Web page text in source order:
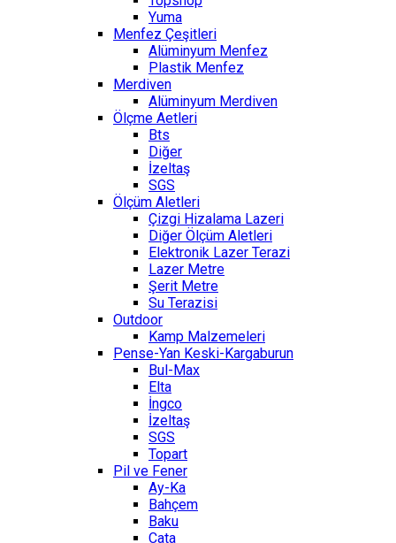
Yuma
Menfez Çeşitleri
Alüminyum Menfez
Plastik Menfez
Merdiven
Alüminyum Merdiven
Ölçme Aetleri
Bts
Diğer
İzeltaş
SGS
Ölçüm Aletleri
Çizgi Hizalama Lazeri
Diğer Ölçüm Aletleri
Elektronik Lazer Terazi
Lazer Metre
Şerit Metre
Su Terazisi
Outdoor
Kamp Malzemeleri
Pense-Yan Keski-Kargaburun
Bul-Max
Elta
İngco
İzeltaş
SGS
Topart
Pil ve Fener
Ay-Ka
Bahçem
Baku
Cata